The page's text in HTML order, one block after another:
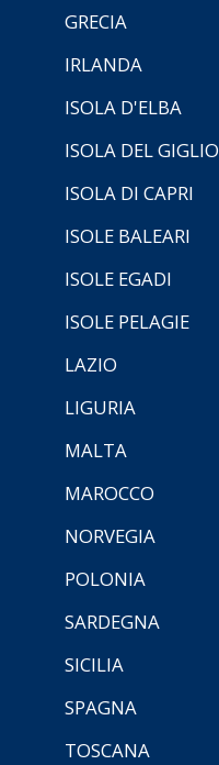
GRECIA
IRLANDA
ISOLA D'ELBA
ISOLA DEL GIGLIO
ISOLA DI CAPRI
ISOLE BALEARI
ISOLE EGADI
ISOLE PELAGIE
LAZIO
LIGURIA
MALTA
MAROCCO
NORVEGIA
POLONIA
SARDEGNA
SICILIA
SPAGNA
TOSCANA